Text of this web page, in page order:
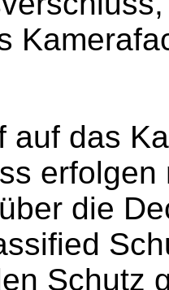
auf das
die
Schutz